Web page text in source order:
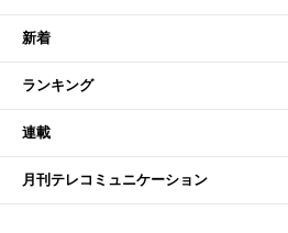
新着
ランキング
連載
月刊テレコミュニケーション